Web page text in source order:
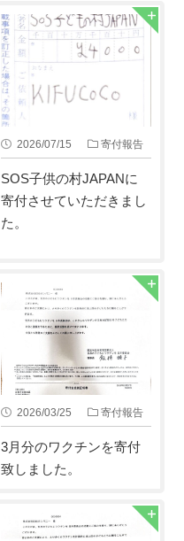
2026/07/15 寄付報告
SOS子供の村JAPANに
寄付させていただきまし
た。
2026/03/25 寄付報告
3月分のワクチンを寄付
致しました。